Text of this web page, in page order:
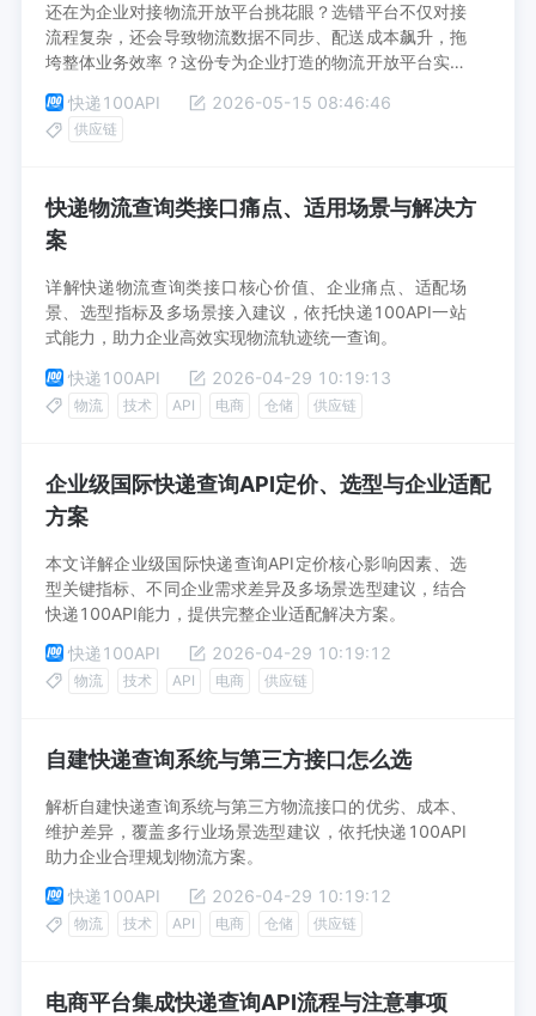
还在为企业对接物流开放平台挑花眼？选错平台不仅对接
流程复杂，还会导致物流数据不同步、配送成本飙升，拖
垮整体业务效率？这份专为企业打造的物流开放平台实用
找到适配自身业务规模与需求的靠谱平台，方法直接能
用，快来get正确选型思路，选到高性价比适配平台。
快递100API 2026-05-15 08:46:46
供应链
快递物流查询类接口痛点、适用场景与解决方
案
详解快递物流查询类接口核心价值、企业痛点、适配场
景、选型指标及多场景接入建议，依托快递100API一站
式能力，助力企业高效实现物流轨迹统一查询。
快递100API
2026-04-29 10:19:13
物流 技术 API 电商 仓储 供应链
企业级国际快递查询API定价、选型与企业适配
方案
本文详解企业级国际快递查询API定价核心影响因素、选
型关键指标、不同企业需求差异及多场景选型建议，结合
快递100API能力，提供完整企业适配解决方案。
快递100API
2026-04-29 10:19:12
物流 技术 API 电商 供应链
自建快递查询系统与第三方接口怎么选
解析自建快递查询系统与第三方物流接口的优劣、成本、
维护差异，覆盖多行业场景选型建议，依托快递100API
助力企业合理规划物流方案。
快递100API
2026-04-29 10:19:12
物流 技术 API 电商 仓储 供应链
电商平台集成快递查询API流程与注意事项